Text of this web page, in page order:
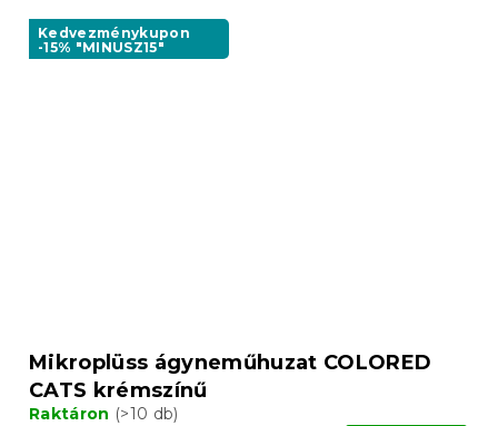
Kedvezménykupon
-15% "MINUSZ15"
Mikroplüss ágyneműhuzat COLORED
CATS krémszínű
Raktáron (>10 db)